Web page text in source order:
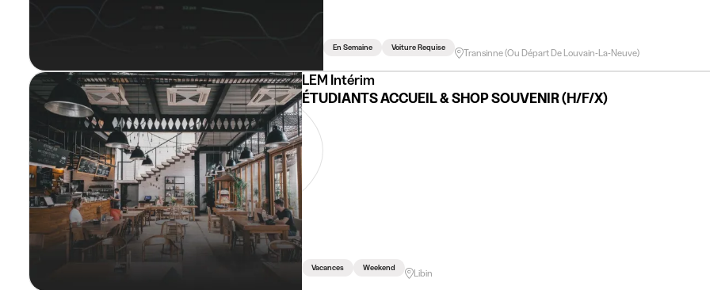
En Semaine Voiture Requise Transinne (ou Départ De Louvain-La-Neuve)
LEM Intérim
ÉTUDIANTS ACCUEIL & SHOP SOUVENIR (H/F/X)
Vacances Weekend Libin